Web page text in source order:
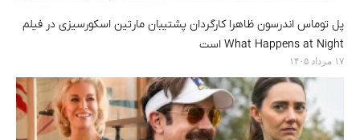
پل توماس اندرسون ظاهرا کارگردان پشتیبان مارتین اسکورسیزی در فیلم
What Happens at Night است
۱۷ مرداد ۱۴۰۵